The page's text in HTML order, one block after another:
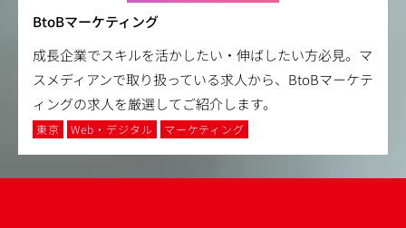
BtoBマーケティング
成長企業でスキルを活かしたい・伸ばしたい方必見。マ
スメディアンで取り扱っている求人から、BtoBマーケテ
ィングの求人を厳選してご紹介します。
東京 Web・デジタル マーケティング